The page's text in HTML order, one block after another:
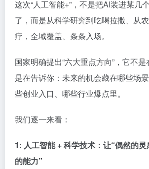
这次“人工智能+”，不是把AI装进某几
了，而是从科学研究到吃喝拉撒、从
疗，全域覆盖、条条入场。
国家明确提出“六大重点方向”，它不
是在告诉你：未来的机会藏在哪些场
些创业入口、哪些行业爆点里。
我们逐一来看：
1: 人工智能 + 科学技术：让“偶然的
的能力”